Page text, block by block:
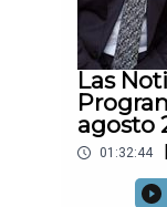
Las
agosto
01:32:44